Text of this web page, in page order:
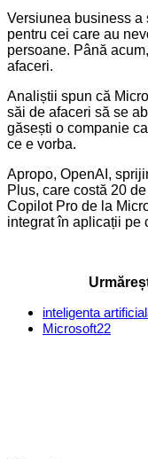
Versiunea business
pentru cei care au
persoane. Până
afaceri.
Analiștii spun că
săi de afaceri să se
găsești o companie
ce e vorba.
Apropo, OpenAI,
Plus, care costă 20
Copilot Pro de la
integrat în aplicații pe
inteligenta
Microsoft22